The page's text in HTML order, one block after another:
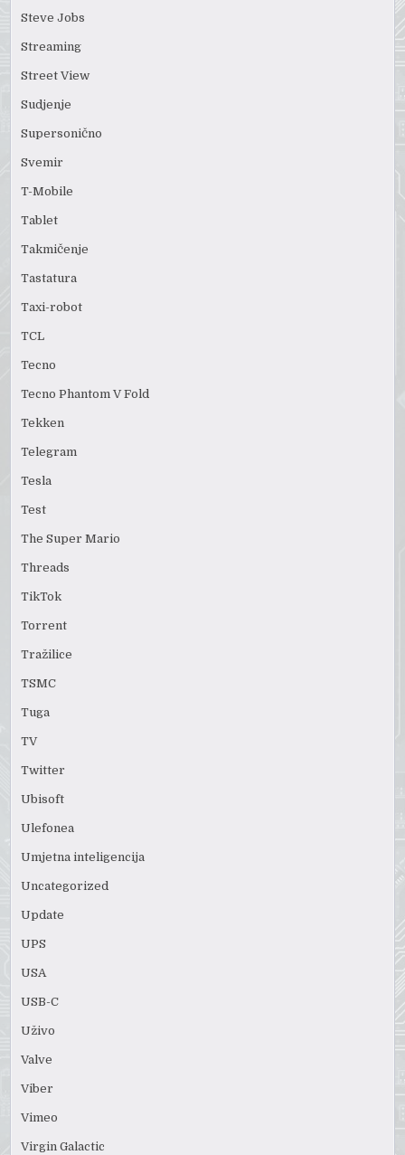
Steve Jobs
Streaming
Street View
Sudjenje
Supersonično
Svemir
T-Mobile
Tablet
Takmičenje
Tastatura
Taxi-robot
TCL
Tecno
Tecno Phantom V Fold
Tekken
Telegram
Tesla
Test
The Super Mario
Threads
TikTok
Torrent
Tražilice
TSMC
Tuga
TV
Twitter
Ubisoft
Ulefonea
Umjetna inteligencija
Uncategorized
Update
UPS
USA
USB-C
Uživo
Valve
Viber
Vimeo
Virgin Galactic